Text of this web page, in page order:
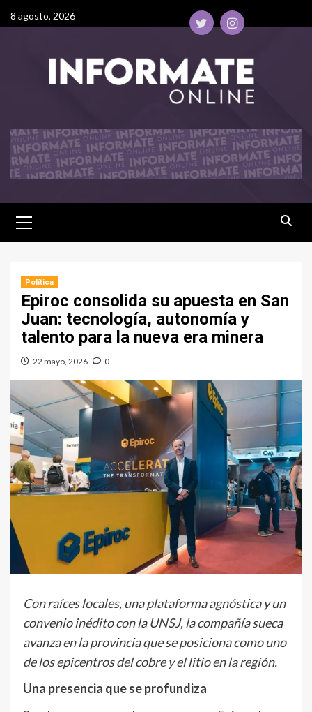
8 agosto, 2026
Política
Epiroc consolida su apuesta en San
Juan: tecnología, autonomía y
talento para la nueva era minera
22 mayo, 2026 0
Con raíces locales, una plataforma agnóstica y un
convenio inédito con la UNSJ, la compañía sueca
avanza en la provincia que se posiciona como uno
de los epicentros del cobre y el litio en la región.
Una presencia que se profundiza